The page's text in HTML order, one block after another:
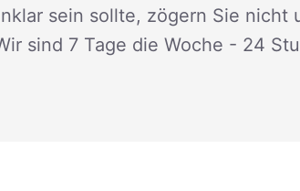
sein sollte, zögern Sie nicht
sind 7 Tage die Woche - 24